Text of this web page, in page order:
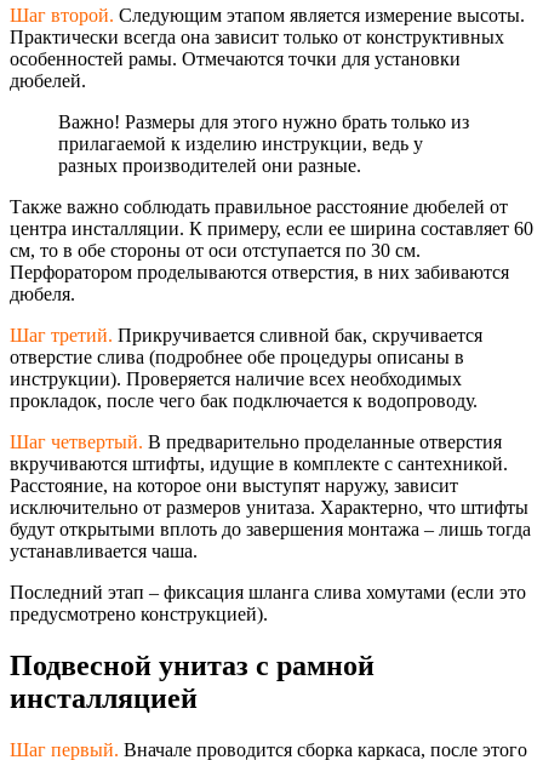
Шаг второй. Следующим этапом является измерение высоты.
Практически всегда она зависит только от конструктивных
особенностей рамы. Отмечаются точки для установки
дюбелей.
Важно! Размеры для этого нужно брать только из
прилагаемой к изделию инструкции, ведь у
разных производителей они разные.
Также важно соблюдать правильное расстояние дюбелей от
центра инсталляции. К примеру, если ее ширина составляет 60
см, то в обе стороны от оси отступается по 30 см.
Перфоратором проделываются отверстия, в них забиваются
дюбеля.
Шаг третий. Прикручивается сливной бак, скручивается
отверстие слива (подробнее обе процедуры описаны в
инструкции). Проверяется наличие всех необходимых
прокладок, после чего бак подключается к водопроводу.
Шаг четвертый. В предварительно проделанные отверстия
вкручиваются штифты, идущие в комплекте с сантехникой.
Расстояние, на которое они выступят наружу, зависит
исключительно от размеров унитаза. Характерно, что штифты
будут открытыми вплоть до завершения монтажа – лишь тогда
устанавливается чаша.
Последний этап – фиксация шланга слива хомутами (если это
предусмотрено конструкцией).
Подвесной унитаз с рамной
инсталляцией
Шаг первый. Вначале проводится сборка каркаса, после этого